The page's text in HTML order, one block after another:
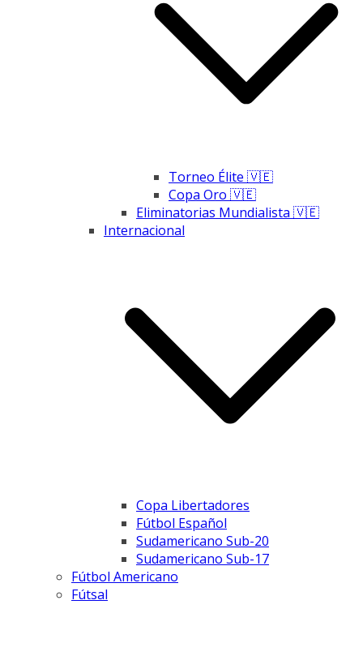
Torneo Élite 🇻🇪
Copa Oro 🇻🇪
Eliminatorias Mundialista 🇻🇪
Internacional
Copa Libertadores
Fútbol Español
Sudamericano Sub-20
Sudamericano Sub-17
Fútbol Americano
Fútsal